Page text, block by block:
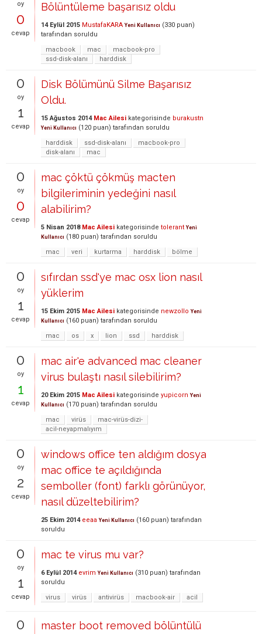
oy
0
cevap
Bölüntüleme başarısız oldu
14 Eylül 2015 MustafaKARA Yeni Kullanıcı (330 puan)
tarafından soruldu
macbook
mac
macbook-pro
ssd-disk-alanı
harddisk
0
oy
1
cevap
Disk Bölümünü Silme Başarısız
Oldu.
15 Ağustos 2014 Mac Ailesi kategorisinde burakustn
Yeni Kullanıcı (120 puan) tarafından soruldu
harddisk
ssd-disk-alanı
macbook-pro
disk-alanı
mac
0
oy
0
cevap
mac çöktü çökmüş macten
bilgileriminin yedeğini nasıl
alabilirim?
5 Nisan 2018 Mac Ailesi kategorisinde tolerant Yeni
Kullanıcı (180 puan) tarafından soruldu
mac
veri kurtarma harddisk bölme
0
oy
1
cevap
sıfırdan ssd'ye mac osx lion nasıl
yüklerim
15 Ekim 2015 Mac Ailesi kategorisinde newzollo Yeni
Kullanıcı (160 puan) tarafından soruldu
mac
os x lion ssd harddisk
0
oy
1
cevap
mac air'e advanced mac cleaner
virus bulaştı nasıl silebilirim?
20 Ekim 2015 Mac Ailesi kategorisinde yupicorn Yeni
Kullanıcı (170 puan) tarafından soruldu
mac
virüs
mac-virüs-dizi-
acil-neyapmalıyım
0
oy
2
cevap
windows office ten aldığım dosya
mac office te açıldığında
semboller (font) farklı görünüyor,
nasıl düzeltebilirim?
25 Ekim 2014 eeaa Yeni Kullanıcı (160 puan) tarafından
soruldu
0
oy
1
cevap
mac te virus mu var?
6 Eylül 2014 evrim Yeni Kullanıcı (310 puan) tarafından
soruldu
virus
virüs antivirüs macbook-air acil
0
master boot removed bölüntülü